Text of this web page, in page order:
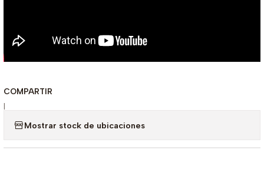
COMPARTIR
|
Mostrar stock de ubicaciones